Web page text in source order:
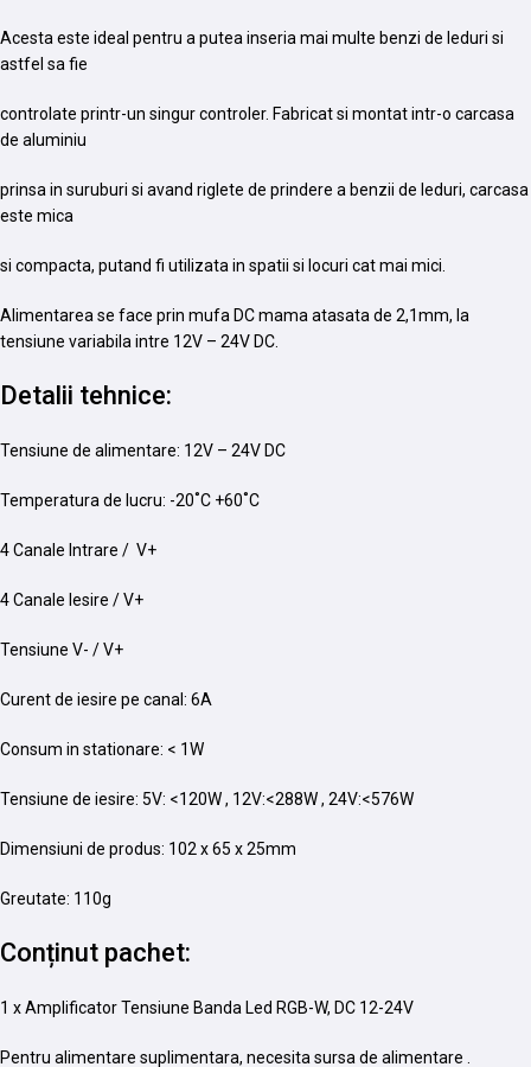
Acesta este ideal pentru a putea inseria mai multe benzi de leduri si
astfel sa fie
controlate printr-un singur controler. Fabricat si montat intr-o carcasa
de aluminiu
prinsa in suruburi si avand riglete de prindere a benzii de leduri, carcasa
este mica
si compacta, putand fi utilizata in spatii si locuri cat mai mici.
Alimentarea se face prin mufa DC mama atasata de 2,1mm, la
tensiune variabila intre 12V – 24V DC.
Detalii tehnice:
Tensiune de alimentare: 12V – 24V DC
Temperatura de lucru: -20˚C +60˚C
4 Canale Intrare / V+
4 Canale Iesire / V+
Tensiune V- / V+
Curent de iesire pe canal: 6A
Consum in stationare: < 1W
Tensiune de iesire: 5V: <120W , 12V:<288W , 24V:<576W
Dimensiuni de produs: 102 x 65 x 25mm
Greutate: 110g
Conținut pachet:
1 x Amplificator Tensiune Banda Led RGB-W, DC 12-24V
Pentru alimentare suplimentara, necesita sursa de alimentare .